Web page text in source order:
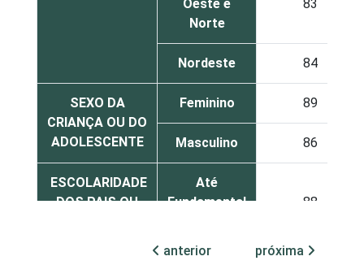
Oeste e
Norte
83
Nordeste 84
SEXO DA
CRIANÇA OU DO
ADOLESCENTE
Feminino 89
Masculino 86
ESCOLARIDADE
DOS PAIS OU
Até
Fundamental
88
anterior próxima